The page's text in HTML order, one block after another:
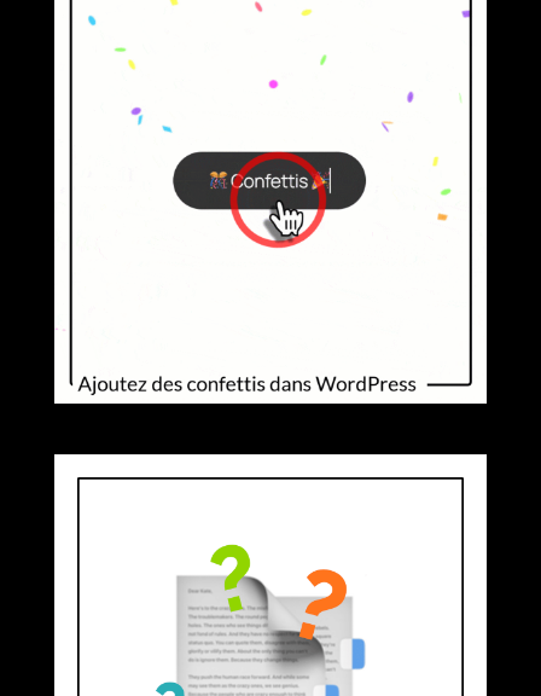
🎊 EXPLOSION DE CONFETTIS :
METTEZ DU FUN DANS VOTRE SITE
WORDPRESS !
4 PAGES À CRÉER ABSOLUMENT
POUR SON SITE WEB (+ EXEMPLES)